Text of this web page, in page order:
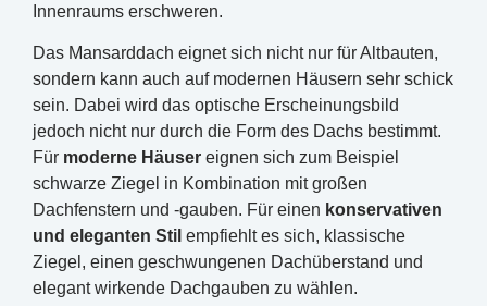
Innenraums erschweren.
Das Mansarddach eignet sich nicht nur für Altbauten,
sondern kann auch auf modernen Häusern sehr schick
sein. Dabei wird das optische Erscheinungsbild
jedoch nicht nur durch die Form des Dachs bestimmt.
Für moderne Häuser eignen sich zum Beispiel
schwarze Ziegel in Kombination mit großen
Dachfenstern und -gauben. Für einen konservativen
und eleganten Stil empfiehlt es sich, klassische
Ziegel, einen geschwungenen Dachüberstand und
elegant wirkende Dachgauben zu wählen.